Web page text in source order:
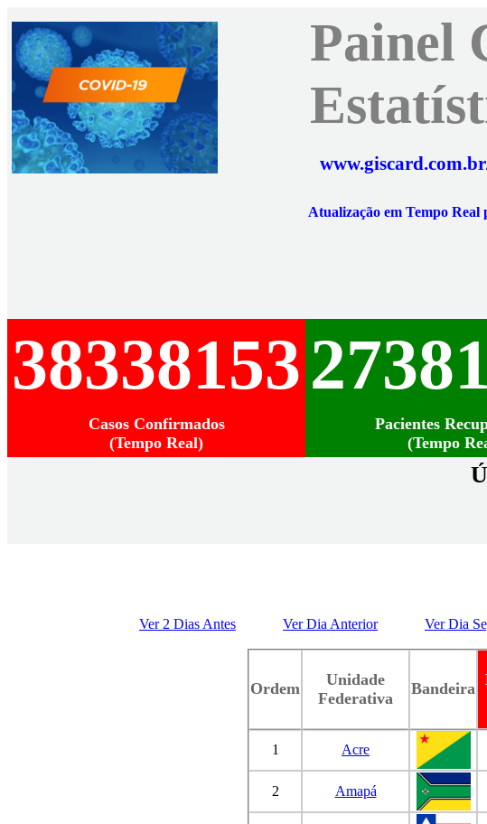
Painel
Atualização em Tempo
38338153
Casos Confirmados
(Tempo Real)
Pacientes
(Tempo
Ver 2 Dias Antes Ver Dia Anterior Ver Dia
Ordem
Unidade
Federativa
Bandeira
1 Acre
2 Amapá